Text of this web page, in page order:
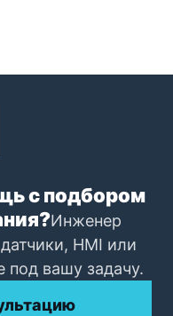
с подбором
Инженер
HMI или
под вашу задачу.